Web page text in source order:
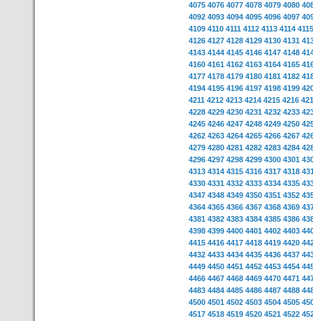
4075 4076 4077 4078 4079 4080
4092 4093 4094 4095 4096 4097
4109 4110 4111 4112 4113 4114 4115
4126 4127 4128 4129 4130 4131
4143 4144 4145 4146 4147 4148
4160 4161 4162 4163 4164 4165
4177 4178 4179 4180 4181 4182
4194 4195 4196 4197 4198 4199
4211 4212 4213 4214 4215 4216
4228 4229 4230 4231 4232 4233
4245 4246 4247 4248 4249 4250
4262 4263 4264 4265 4266 4267
4279 4280 4281 4282 4283 4284
4296 4297 4298 4299 4300 4301
4313 4314 4315 4316 4317 4318
4330 4331 4332 4333 4334 4335
4347 4348 4349 4350 4351 4352
4364 4365 4366 4367 4368 4369
4381 4382 4383 4384 4385 4386
4398 4399 4400 4401 4402 4403
4415 4416 4417 4418 4419 4420
4432 4433 4434 4435 4436 4437
4449 4450 4451 4452 4453 4454
4466 4467 4468 4469 4470 4471
4483 4484 4485 4486 4487 4488
4500 4501 4502 4503 4504 4505
4517 4518 4519 4520 4521 4522